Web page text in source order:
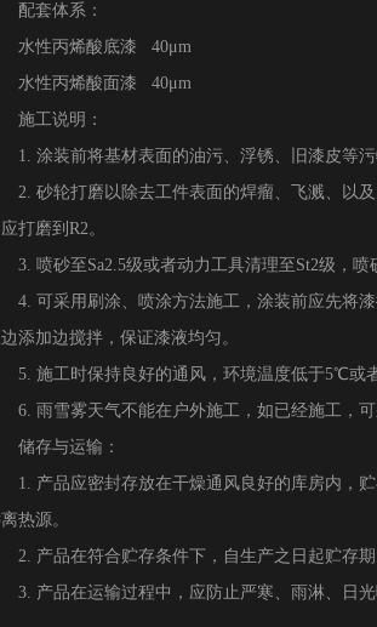
配套体系：
水性丙烯酸底漆 40μm
水性丙烯酸面漆 40μm
施工说明：
1. 涂装前将基材表面的油污、浮锈、旧漆皮等
2. 砂轮打磨以除去工件表面的焊瘤、飞溅、以
打磨到R2。
3. 喷砂至Sa2.5级或者动力工具清理至St2级，喷
4. 可采用刷涂、喷涂方法施工，涂装前应先将
添加边搅拌，保证漆液均匀。
5. 施工时保持良好的通风，环境温度低于5℃或
6. 雨雪雾天气不能在户外施工，如已经施工，
储存与运输：
1. 产品应密封存放在干燥通风良好的库房内，
热源。
2. 产品在符合贮存条件下，自生产之日起贮存
3. 产品在运输过程中，应防止严寒、雨淋、日